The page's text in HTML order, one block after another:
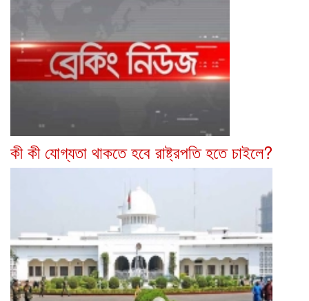
কী কী যোগ্যতা থাকতে হবে রাষ্ট্রপতি হতে চাইলে?